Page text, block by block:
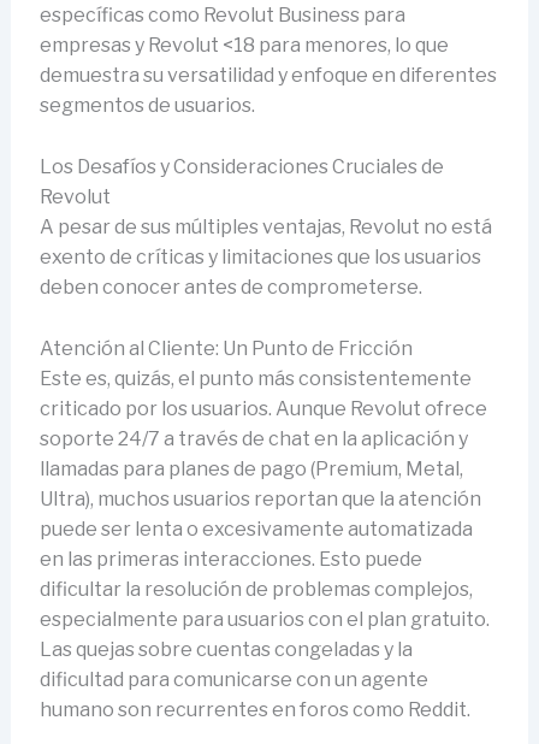
específicas como Revolut Business para
empresas y Revolut <18 para menores, lo que
demuestra su versatilidad y enfoque en diferentes
segmentos de usuarios.
Los Desafíos y Consideraciones Cruciales de
Revolut
A pesar de sus múltiples ventajas, Revolut no está
exento de críticas y limitaciones que los usuarios
deben conocer antes de comprometerse.
Atención al Cliente: Un Punto de Fricción
Este es, quizás, el punto más consistentemente
criticado por los usuarios. Aunque Revolut ofrece
soporte 24/7 a través de chat en la aplicación y
llamadas para planes de pago (Premium, Metal,
Ultra), muchos usuarios reportan que la atención
puede ser lenta o excesivamente automatizada
en las primeras interacciones. Esto puede
dificultar la resolución de problemas complejos,
especialmente para usuarios con el plan gratuito.
Las quejas sobre cuentas congeladas y la
dificultad para comunicarse con un agente
humano son recurrentes en foros como Reddit.